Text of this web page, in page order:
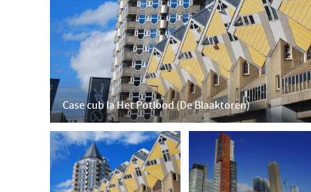
Case cub la Het Potlood (De Blaaktoren)